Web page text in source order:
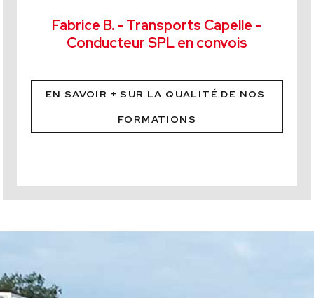
Fabrice B. - Transports Capelle -
Conducteur SPL en convois
EN SAVOIR + SUR LA QUALITÉ DE NOS
FORMATIONS